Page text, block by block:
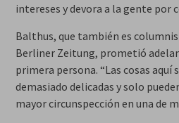
intereses y devora a la gente por
Balthus, que también es
Berliner Zeitung, prometió
primera persona. “Las cosas aquí
demasiado delicadas y solo
mayor circunspección en una de